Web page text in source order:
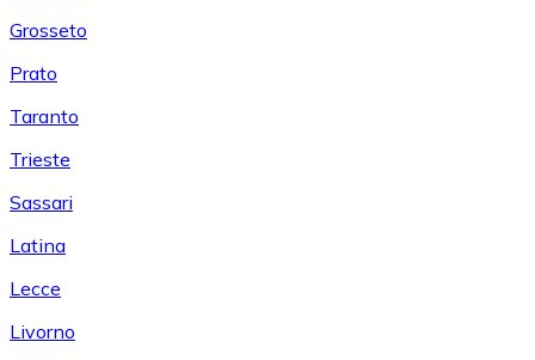
Grosseto
Prato
Taranto
Trieste
Sassari
Latina
Lecce
Livorno